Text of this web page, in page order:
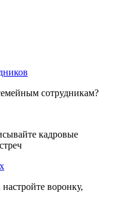
сотрудникам?
кадровые
воронку,